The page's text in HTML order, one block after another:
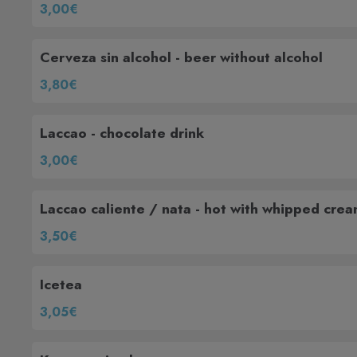
3,00€
Cerveza sin alcohol - beer without alcohol
3,80€
Laccao - chocolate drink
3,00€
Laccao caliente / nata - hot with whipped
3,50€
Icetea
3,05€